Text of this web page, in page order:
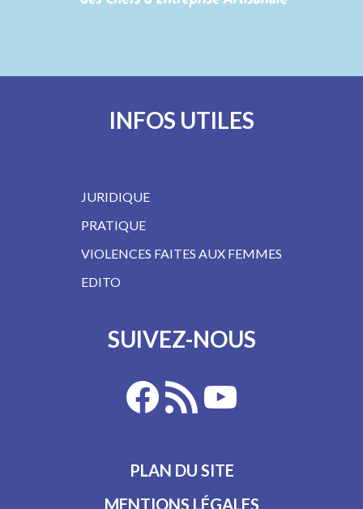
INFOS UTILES
JURIDIQUE
PRATIQUE
VIOLENCES FAITES AUX FEMMES
EDITO
SUIVEZ-NOUS
PLAN DU SITE
MENTIONS LÉGALES